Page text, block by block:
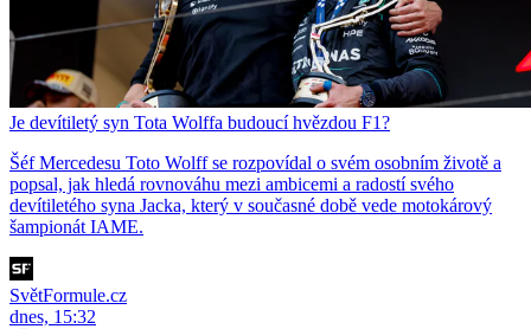
Je devítiletý syn Tota Wolffa budoucí hvězdou F1?
Šéf Mercedesu Toto Wolff se rozpovídal o svém osobním životě a
popsal, jak hledá rovnováhu mezi ambicemi a radostí svého
devítiletého syna Jacka, který v současné době vede motokárový
šampionát IAME.
SvětFormule.cz
dnes, 15:32